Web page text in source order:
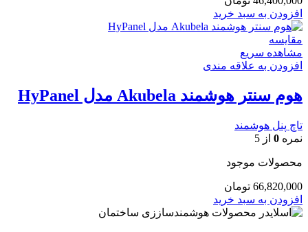
افزودن به سبد خرید
مقایسه
مشاهده سریع
افزودن به علاقه مندی
هوم سنتر هوشمند Akubela مدل HyPanel
تاچ پنل هوشمند
نمره 0 از 5
محصولات موجود
66,820,000 تومان
افزودن به سبد خرید